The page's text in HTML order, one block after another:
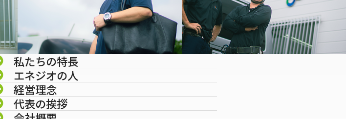
私たちの特長
エネジオの人
経営理念
代表の挨拶